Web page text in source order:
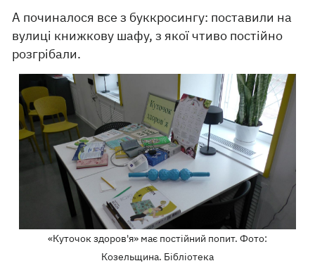
А починалося все з буккросингу: поставили на
вулиці книжкову шафу, з якої чтиво постійно
розгрібали.
«Куточок здоров'я» має постійний попит. Фото:
Козельщина. Бібліотека